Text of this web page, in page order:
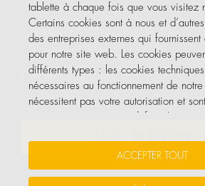
Trasteel Tools
Trabber
Trasteel Track
Trasteel Tech Accessoires
Trasteel Tech Marteaux
tablette à chaque fois que vous visitez
Certains cookies sont à nous et
des entreprises externes qui fournissent
pour notre site web. Les cookies
différents types : les cookies
nécessaires au fonctionnement de
nécessitent pas votre autorisation et
recherches, vos goûts et vos intérêts
ACCEPTER TOUT